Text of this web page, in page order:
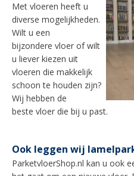
Met vloeren heeft u
diverse mogelijkheden.
Wilt u een
bijzondere vloer of wilt
u liever kiezen uit
vloeren die makkelijk
schoon te houden zijn?
Wij hebben de
beste vloer die bij u past.
Ook leggen wij
ParketvloerShop.nl kan u ook